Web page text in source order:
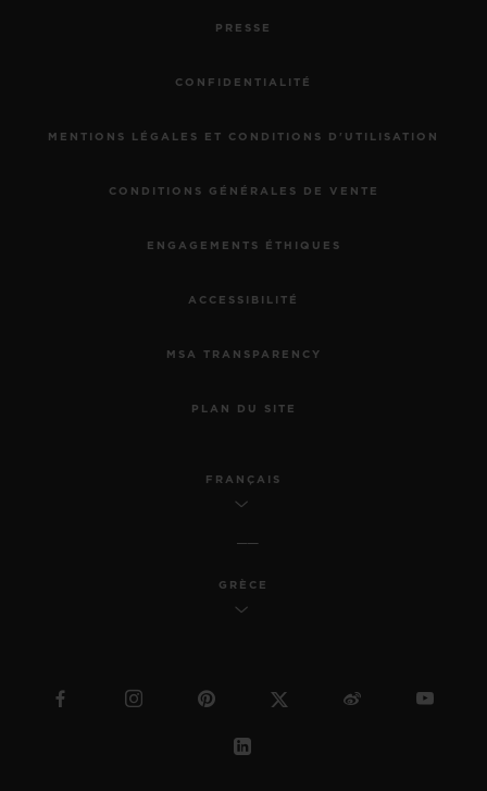
PRESSE
CONFIDENTIALITÉ
MENTIONS LÉGALES ET CONDITIONS D'UTILISATION
CONDITIONS GÉNÉRALES DE VENTE
ENGAGEMENTS ÉTHIQUES
ACCESSIBILITÉ
MSA TRANSPARENCY
PLAN DU SITE
FRANÇAIS
GRÈCE